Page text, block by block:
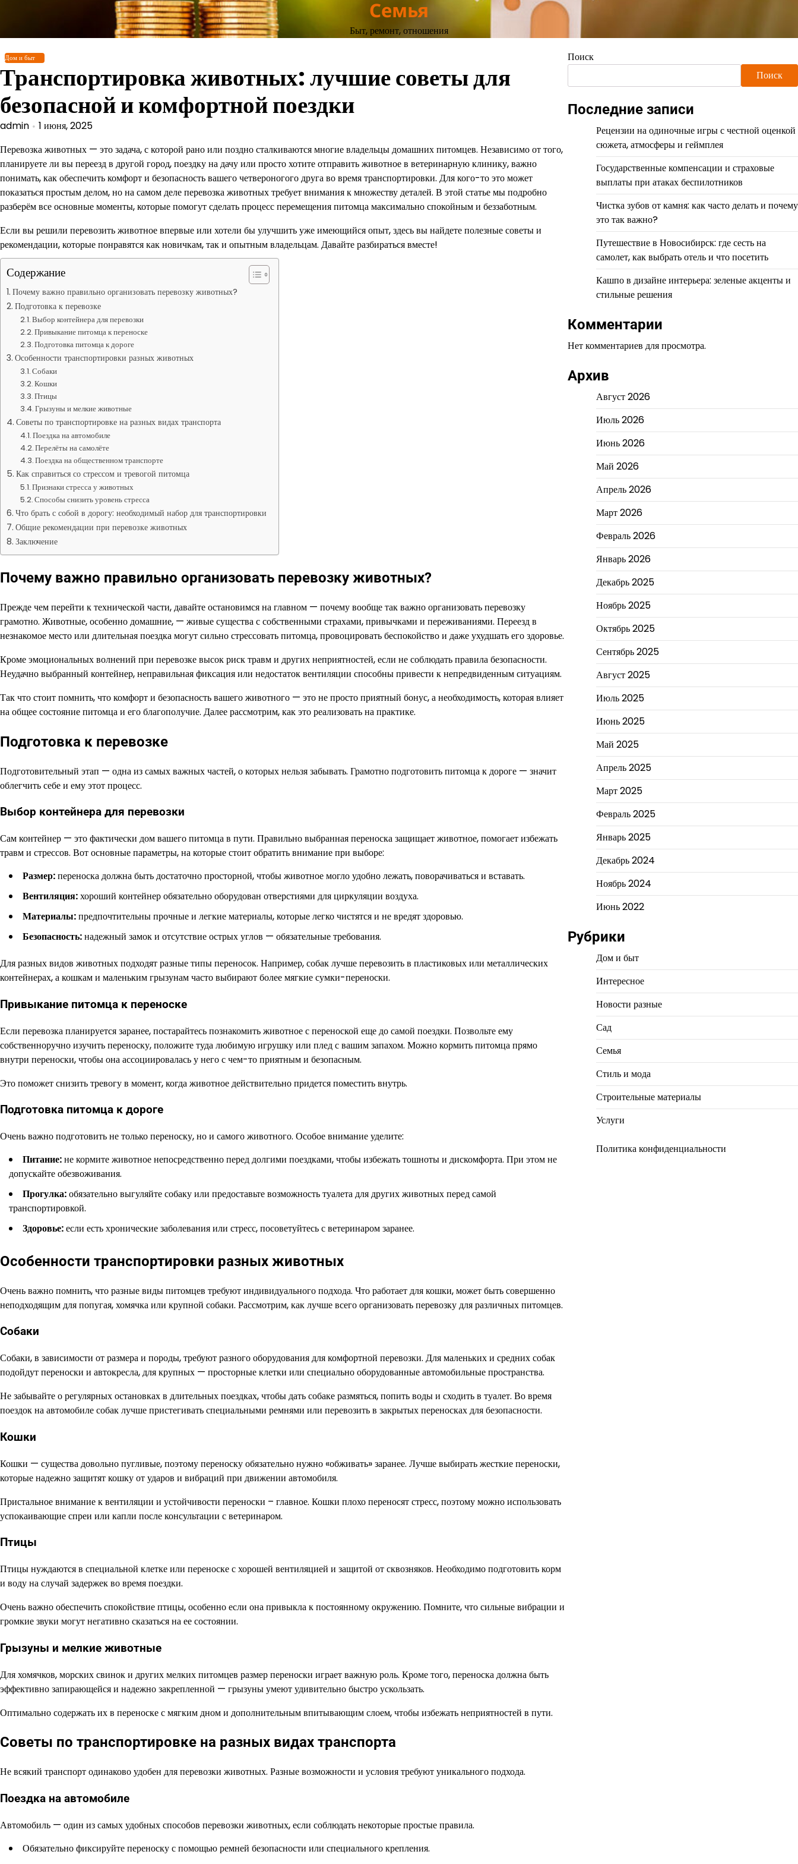
содержимому
Семья
Быт, ремонт, отношения
Дом и быт
Транспортировка животных: лучшие советы для
безопасной и комфортной поездки
admin
1 июня, 2025
Перевозка животных — это задача, с которой рано или поздно сталкиваются многие владельцы домашних питомцев. Независимо от того,
планируете ли вы переезд в другой город, поездку на дачу или просто хотите отправить животное в ветеринарную клинику, важно
понимать, как обеспечить комфорт и безопасность вашего четвероногого друга во время транспортировки. Для кого-то это может
показаться простым делом, но на самом деле перевозка животных требует внимания к множеству деталей. В этой статье мы подробно
разберём все основные моменты, которые помогут сделать процесс перемещения питомца максимально спокойным и беззаботным.
Если вы решили перевозить животное впервые или хотели бы улучшить уже имеющийся опыт, здесь вы найдете полезные советы и
рекомендации, которые понравятся как новичкам, так и опытным владельцам. Давайте разбираться вместе!
Содержание
Почему важно правильно организовать перевозку животных?
Подготовка к перевозке
Выбор контейнера для перевозки
Привыкание питомца к переноске
Подготовка питомца к дороге
Особенности транспортировки разных животных
Собаки
Кошки
Птицы
Грызуны и мелкие животные
Советы по транспортировке на разных видах транспорта
Поездка на автомобиле
Перелёты на самолёте
Поездка на общественном транспорте
Как справиться со стрессом и тревогой питомца
Признаки стресса у животных
Способы снизить уровень стресса
Что брать с собой в дорогу: необходимый набор для транспортировки
Общие рекомендации при перевозке животных
Заключение
Почему важно правильно организовать перевозку животных?
Прежде чем перейти к технической части, давайте остановимся на главном — почему вообще так важно организовать перевозку
грамотно. Животные, особенно домашние, — живые существа с собственными страхами, привычками и переживаниями. Переезд в
незнакомое место или длительная поездка могут сильно стрессовать питомца, провоцировать беспокойство и даже ухудшать его здоровье.
Кроме эмоциональных волнений при перевозке высок риск травм и других неприятностей, если не соблюдать правила безопасности.
Неудачно выбранный контейнер, неправильная фиксация или недостаток вентиляции способны привести к непредвиденным ситуациям.
Так что стоит помнить, что комфорт и безопасность вашего животного — это не просто приятный бонус, а необходимость, которая влияет
на общее состояние питомца и его благополучие. Далее рассмотрим, как это реализовать на практике.
Подготовка к перевозке
Подготовительный этап — одна из самых важных частей, о которых нельзя забывать. Грамотно подготовить питомца к дороге — значит
облегчить себе и ему этот процесс.
Выбор контейнера для перевозки
Сам контейнер — это фактически дом вашего питомца в пути. Правильно выбранная переноска защищает животное, помогает избежать
травм и стрессов. Вот основные параметры, на которые стоит обратить внимание при выборе:
Размер:переноска должна быть достаточно просторной, чтобы животное могло удобно лежать, поворачиваться и вставать.
Вентиляция:хороший контейнер обязательно оборудован отверстиями для циркуляции воздуха.
Материалы:предпочтительны прочные и легкие материалы, которые легко чистятся и не вредят здоровью.
Безопасность:надежный замок и отсутствие острых углов — обязательные требования.
Для разных видов животных подходят разные типы переносок. Например, собак лучше перевозить в пластиковых или металлических
контейнерах, а кошкам и маленьким грызунам часто выбирают более мягкие сумки-переноски.
Привыкание питомца к переноске
Если перевозка планируется заранее, постарайтесь познакомить животное с переноской еще до самой поездки. Позвольте ему
собственноручно изучить переноску, положите туда любимую игрушку или плед с вашим запахом. Можно кормить питомца прямо
внутри переноски, чтобы она ассоциировалась у него с чем-то приятным и безопасным.
Это поможет снизить тревогу в момент, когда животное действительно придется поместить внутрь.
Подготовка питомца к дороге
Очень важно подготовить не только переноску, но и самого животного. Особое внимание уделите:
Питание:не кормите животное непосредственно перед долгими поездками, чтобы избежать тошноты и дискомфорта. При этом не
допускайте обезвоживания.
Прогулка:обязательно выгуляйте собаку или предоставьте возможность туалета для других животных перед самой
транспортировкой.
Здоровье:если есть хронические заболевания или стресс, посоветуйтесь с ветеринаром заранее.
Особенности транспортировки разных животных
Очень важно помнить, что разные виды питомцев требуют индивидуального подхода. Что работает для кошки, может быть совершенно
неподходящим для попугая, хомячка или крупной собаки. Рассмотрим, как лучше всего организовать перевозку для различных питомцев.
Собаки
Собаки, в зависимости от размера и породы, требуют разного оборудования для комфортной перевозки. Для маленьких и средних собак
подойдут переноски и автокресла, для крупных — просторные клетки или специально оборудованные автомобильные пространства.
Не забывайте о регулярных остановках в длительных поездках, чтобы дать собаке размяться, попить воды и сходить в туалет. Во время
поездок на автомобиле собак лучше пристегивать специальными ремнями или перевозить в закрытых переносках для безопасности.
Кошки
Кошки — существа довольно пугливые, поэтому переноску обязательно нужно «обживать» заранее. Лучше выбирать жесткие переноски,
которые надежно защитят кошку от ударов и вибраций при движении автомобиля.
Пристальное внимание к вентиляции и устойчивости переноски – главное. Кошки плохо переносят стресс, поэтому можно использовать
успокаивающие спреи или капли после консультации с ветеринаром.
Птицы
Птицы нуждаются в специальной клетке или переноске с хорошей вентиляцией и защитой от сквозняков. Необходимо подготовить корм
и воду на случай задержек во время поездки.
Очень важно обеспечить спокойствие птицы, особенно если она привыкла к постоянному окружению. Помните, что сильные вибрации и
громкие звуки могут негативно сказаться на ее состоянии.
Грызуны и мелкие животные
Для хомячков, морских свинок и других мелких питомцев размер переноски играет важную роль. Кроме того, переноска должна быть
эффективно запирающейся и надежно закрепленной — грызуны умеют удивительно быстро ускользать.
Оптимально содержать их в переноске с мягким дном и дополнительным впитывающим слоем, чтобы избежать неприятностей в пути.
Советы по транспортировке на разных видах транспорта
Не всякий транспорт одинаково удобен для перевозки животных. Разные возможности и условия требуют уникального подхода.
Поездка на автомобиле
Автомобиль — один из самых удобных способов перевозки животных, если соблюдать некоторые простые правила.
Обязательно фиксируйте переноску с помощью ремней безопасности или специального крепления.
Поиск
Поиск
Последние записи
Рецензии на одиночные игры с честной оценкой
сюжета, атмосферы и геймплея
Государственные компенсации и страховые
выплаты при атаках беспилотников
Чистка зубов от камня: как часто делать и почему
это так важно?
Путешествие в Новосибирск: где сесть на
самолет, как выбрать отель и что посетить
Кашпо в дизайне интерьера: зеленые акценты и
стильные решения
Комментарии
Нет комментариев для просмотра.
Архив
Август 2026
Июль 2026
Июнь 2026
Май 2026
Апрель 2026
Март 2026
Февраль 2026
Январь 2026
Декабрь 2025
Ноябрь 2025
Октябрь 2025
Сентябрь 2025
Август 2025
Июль 2025
Июнь 2025
Май 2025
Апрель 2025
Март 2025
Февраль 2025
Январь 2025
Декабрь 2024
Ноябрь 2024
Июнь 2022
Рубрики
Дом и быт
Интересное
Новости разные
Сад
Семья
Стиль и мода
Строительные материалы
Услуги
Политика конфиденциальности